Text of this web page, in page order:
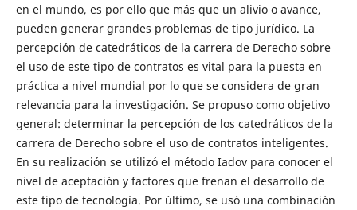
en el mundo, es por ello que más que un alivio o avance,
pueden generar grandes problemas de tipo jurídico. La
percepción de catedráticos de la carrera de Derecho sobre
el uso de este tipo de contratos es vital para la puesta en
práctica a nivel mundial por lo que se considera de gran
relevancia para la investigación. Se propuso como objetivo
general: determinar la percepción de los catedráticos de la
carrera de Derecho sobre el uso de contratos inteligentes.
En su realización se utilizó el método Iadov para conocer el
nivel de aceptación y factores que frenan el desarrollo de
este tipo de tecnología. Por último, se usó una combinación